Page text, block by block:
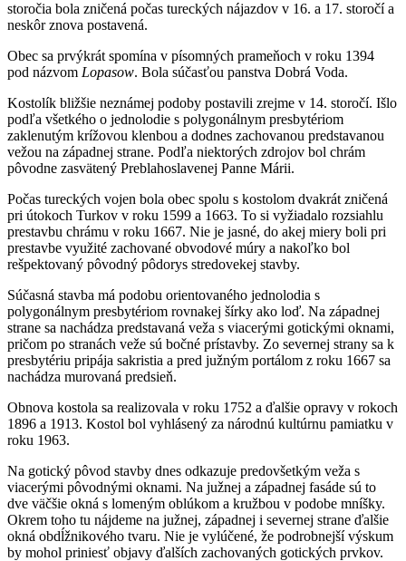
storočia bola zničená počas tureckých nájazdov v 16. a 17. storočí a
neskôr znova postavená.
Obec sa prvýkrát spomína v písomných prameňoch v roku 1394
pod názvom Lopasow. Bola súčasťou panstva Dobrá Voda.
Kostolík bližšie neznámej podoby postavili zrejme v 14. storočí. Išlo
podľa všetkého o jednolodie s polygonálnym presbytériom
zaklenutým krížovou klenbou a dodnes zachovanou predstavanou
vežou na západnej strane. Podľa niektorých zdrojov bol chrám
pôvodne zasvätený Preblahoslavenej Panne Márii.
Počas tureckých vojen bola obec spolu s kostolom dvakrát zničená
pri útokoch Turkov v roku 1599 a 1663. To si vyžiadalo rozsiahlu
prestavbu chrámu v roku 1667. Nie je jasné, do akej miery boli pri
prestavbe využité zachované obvodové múry a nakoľko bol
rešpektovaný pôvodný pôdorys stredovekej stavby.
Súčasná stavba má podobu orientovaného jednolodia s
polygonálnym presbytériom rovnakej šírky ako loď. Na západnej
strane sa nachádza predstavaná veža s viacerými gotickými oknami,
pričom po stranách veže sú bočné prístavby. Zo severnej strany sa k
presbytériu pripája sakristia a pred južným portálom z roku 1667 sa
nachádza murovaná predsieň.
Obnova kostola sa realizovala v roku 1752 a ďalšie opravy v rokoch
1896 a 1913. Kostol bol vyhlásený za národnú kultúrnu pamiatku v
roku 1963.
Na gotický pôvod stavby dnes odkazuje predovšetkým veža s
viacerými pôvodnými oknami. Na južnej a západnej fasáde sú to
dve väčšie okná s lomeným oblúkom a kružbou v podobe mníšky.
Okrem toho tu nájdeme na južnej, západnej i severnej strane ďalšie
okná obdĺžnikového tvaru. Nie je vylúčené, že podrobnejší výskum
by mohol priniesť objavy ďalších zachovaných gotických prvkov.